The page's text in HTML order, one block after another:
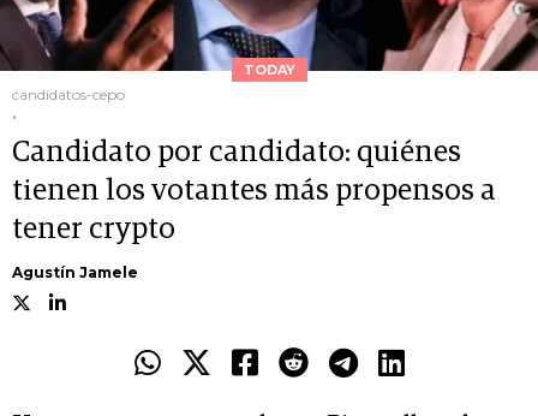
TODAY
candidatos-cepo
.
Candidato por candidato: quiénes
tienen los votantes más propensos a
tener crypto
Agustín Jamele